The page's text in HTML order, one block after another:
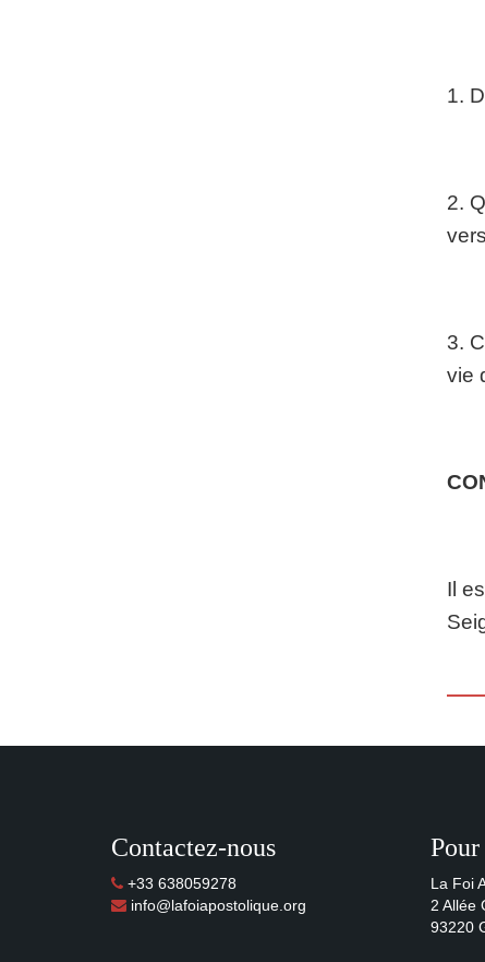
1.
2.
3.
vie
Il
Contactez-nous
+33 638059278
info@lafoiapostolique.org
La Foi
2 Allée
93220